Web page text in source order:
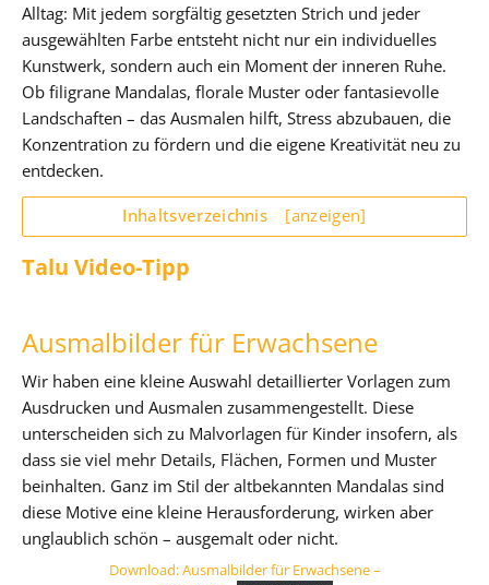
Alltag: Mit jedem sorgfältig gesetzten Strich und jeder
ausgewählten Farbe entsteht nicht nur ein individuelles
Kunstwerk, sondern auch ein Moment der inneren Ruhe.
Ob filigrane Mandalas, florale Muster oder fantasievolle
Landschaften – das Ausmalen hilft, Stress abzubauen, die
Konzentration zu fördern und die eigene Kreativität neu zu
entdecken.
Inhaltsverzeichnis [anzeigen]
Talu Video-Tipp
Ausmalbilder für Erwachsene
Wir haben eine kleine Auswahl detaillierter Vorlagen zum
Ausdrucken und Ausmalen zusammengestellt. Diese
unterscheiden sich zu Malvorlagen für Kinder insofern, als
dass sie viel mehr Details, Flächen, Formen und Muster
beinhalten. Ganz im Stil der altbekannten Mandalas sind
diese Motive eine kleine Herausforderung, wirken aber
unglaublich schön – ausgemalt oder nicht.
Download: Ausmalbilder für Erwachsene –